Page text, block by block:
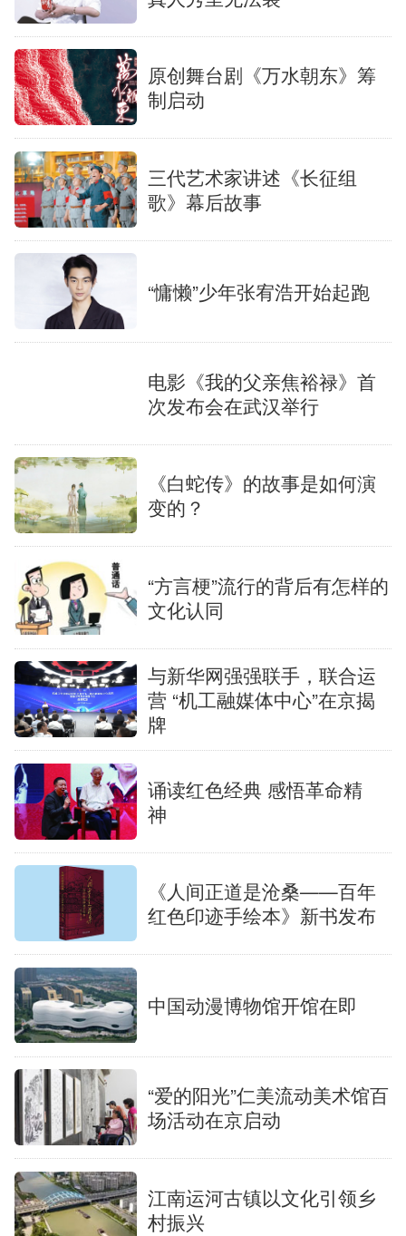
原创舞台剧《万水朝东》筹
制启动
三代艺术家讲述《长征组
歌》幕后故事
“慵懒”少年张宥浩开始起跑
电影《我的父亲焦裕禄》首
次发布会在武汉举行
《白蛇传》的故事是如何演
变的？
“方言梗”流行的背后有怎样的
文化认同
与新华网强强联手，联合运
营 “机工融媒体中心”在京揭
牌
诵读红色经典 感悟革命精
神
《人间正道是沧桑——百年
红色印迹手绘本》新书发布
中国动漫博物馆开馆在即
“爱的阳光”仁美流动美术馆百
场活动在京启动
江南运河古镇以文化引领乡
村振兴